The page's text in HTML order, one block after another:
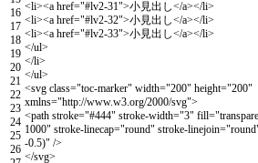
16
17
18
19
20
21
22
23
24
25
26
<li><a href="#lv2-31">小見出し</a></li>
<li><a href="#lv2-32">小見出し</a></li>
<li><a href="#lv2-33">小見出し</a></li>
</ul>
</li>
</ul>
<svg class="toc-marker" width="200" height="200"
xmlns="http://www.w3.org/2000/svg">
<path stroke="#444" stroke-width="3" fill=
1000" stroke-linecap="round" stroke-linejoin=
-0.5)" />
</svg>